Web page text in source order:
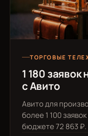
ТОРГОВЫЕ
1 180
с Авито
Авито для
более 1 100
бюджете 72 863 ₽.